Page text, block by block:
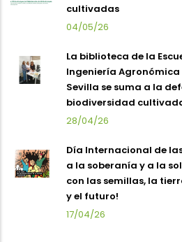
cultivadas
04/05/26
La biblioteca de la
Ingeniería
Sevilla se suma a la
biodiversidad
28/04/26
Día Internacional de
a la soberanía y a la
con las semillas, la
y el futuro!
17/04/26